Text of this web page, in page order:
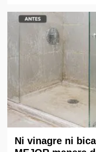
Ni vinagre ni